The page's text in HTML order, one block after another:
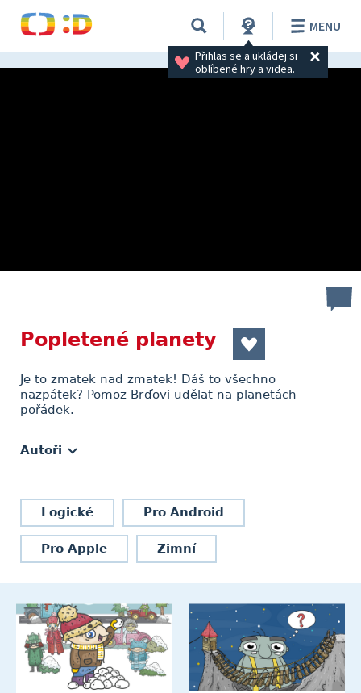
Přihlas se a ukládej si
oblíbené hry a videa.
MENU
Popletené planety
Je to zmatek nad zmatek! Dáš to všechno
nazpátek? Pomoz Brďovi udělat na planetách
pořádek.
Autoři
Logické Pro Android
Pro Apple Zimní